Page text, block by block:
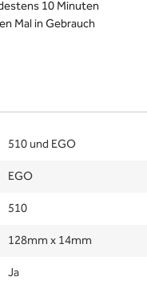
10 Minuten
Mal in Gebrauch
510 und EGO
EGO
510
128mm x 14mm
Ja